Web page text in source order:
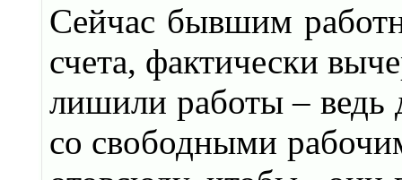
Сейчас бывшим
счета, фактически
лишили работы –
со свободными